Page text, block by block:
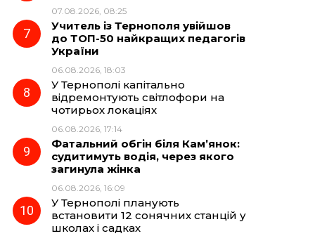
07.08.2026, 08:25
Учитель із Тернополя увійшов
до ТОП-50 найкращих педагогів
України
06.08.2026, 18:03
У Тернополі капітально
відремонтують світлофори на
чотирьох локаціях
06.08.2026, 17:14
Фатальний обгін біля Кам’янок:
судитимуть водія, через якого
загинула жінка
06.08.2026, 16:09
У Тернополі планують
встановити 12 сонячних станцій у
школах і садках